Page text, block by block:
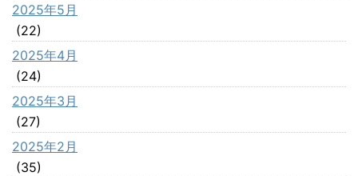
2025年5月
(22)
2025年4月
(24)
2025年3月
(27)
2025年2月
(35)